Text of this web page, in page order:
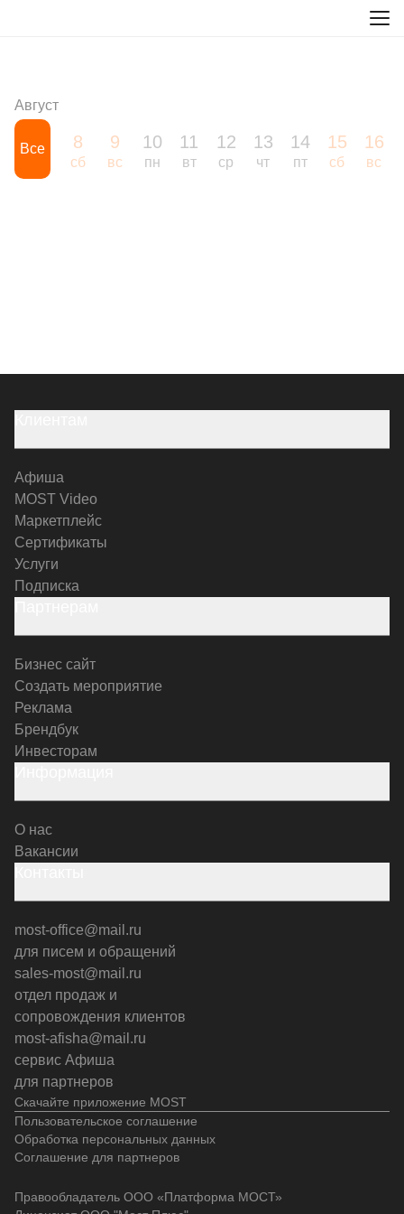
Все
Август
8
сб
9
вс
10
пн
11
вт
12
ср
13
чт
14
пт
15
сб
16
вс
Скачайте приложение MOST
Афиша
MOST Video
Маркетплейс
Сертификаты
Услуги
Подписка
Бизнес сайт
Создать мероприятие
Реклама
Брендбук
Инвесторам
О нас
Вакансии
most-office@mail.ru
для писем и обращений
sales-most@mail.ru
отдел продаж и
сопровождения клиентов
most-afisha@mail.ru
сервис Афиша
для партнеров
Пользовательское соглашение
Обработка персональных данных
Соглашение для партнеров
Правообладатель ООО «Платформа МОСТ»